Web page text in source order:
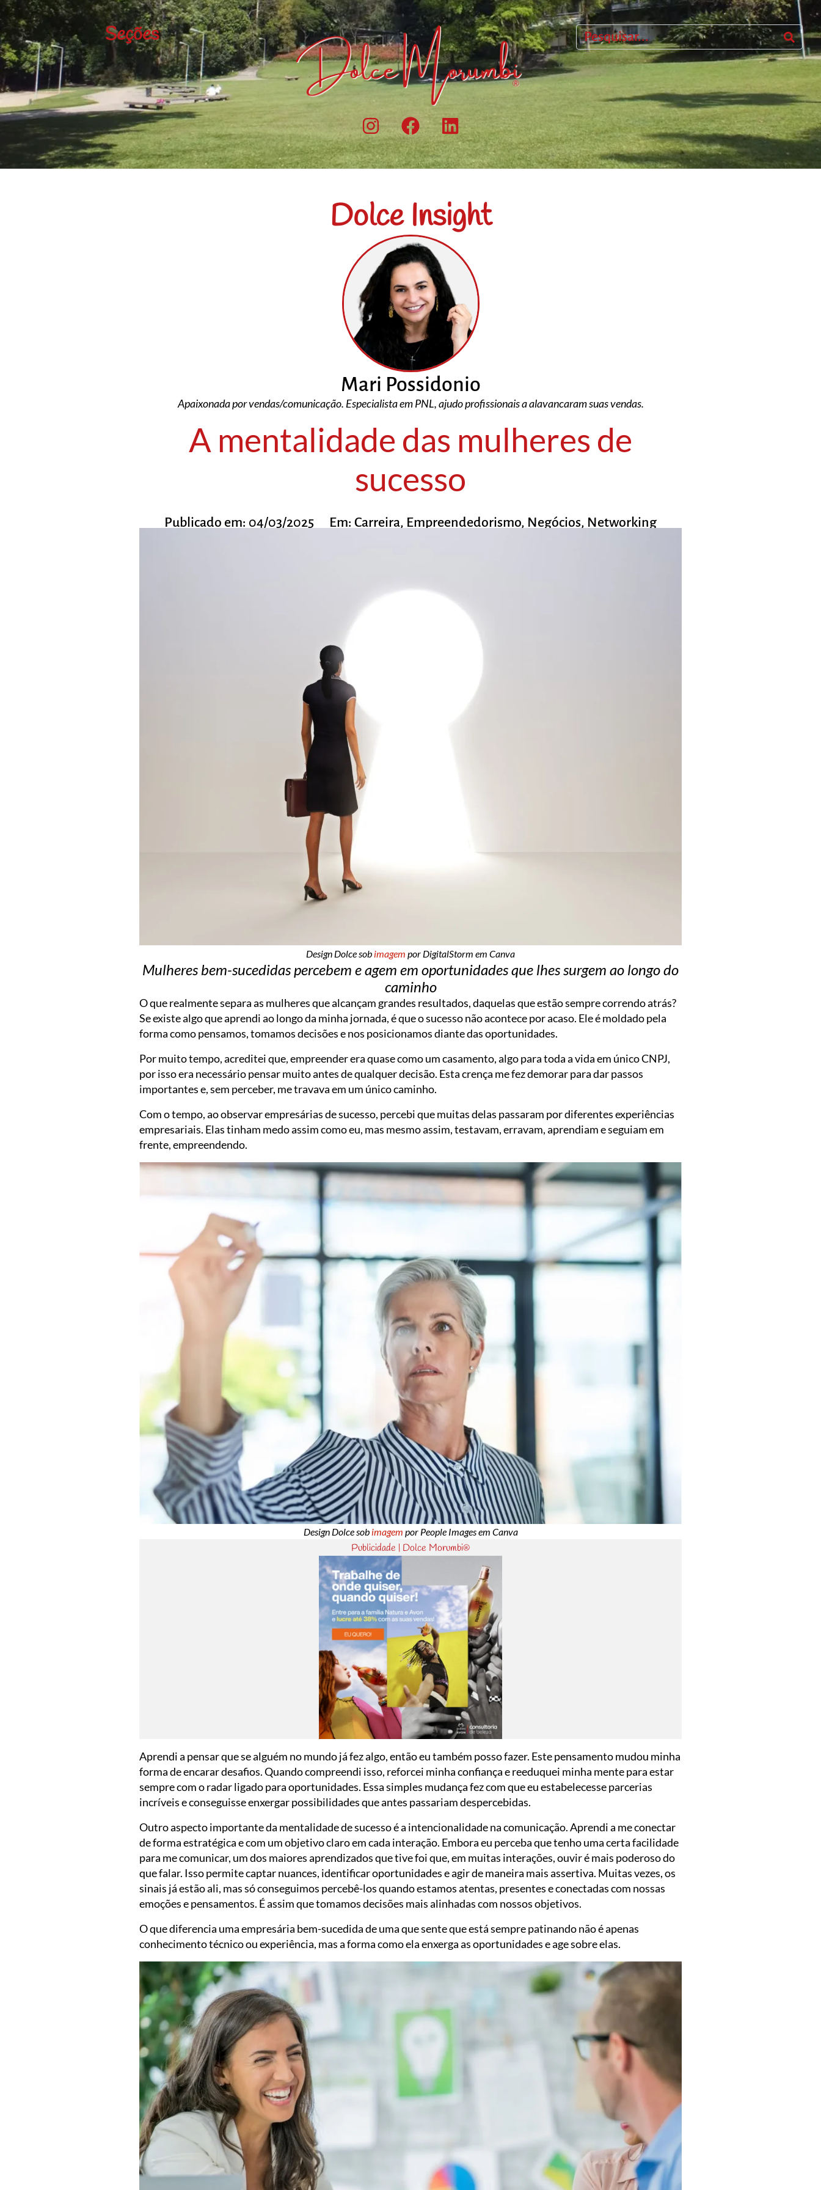
Seções
Dolce Insight
Mari Possidonio
Apaixonada por vendas/comunicação. Especialista em PNL, ajudo profissionais a alavancaram suas vendas.
A mentalidade das mulheres de
sucesso
Publicado em: 04/03/2025 Em: Carreira, Empreendedorismo, Negócios, Networking
Design Dolce sob imagem por DigitalStorm em Canva
Mulheres bem-sucedidas percebem e agem em oportunidades que lhes surgem ao longo do
caminho
O que realmente separa as mulheres que alcançam grandes resultados, daquelas que estão sempre correndo atrás?
Se existe algo que aprendi ao longo da minha jornada, é que o sucesso não acontece por acaso. Ele é moldado pela
forma como pensamos, tomamos decisões e nos posicionamos diante das oportunidades.
Por muito tempo, acreditei que, empreender era quase como um casamento, algo para toda a vida em único CNPJ,
por isso era necessário pensar muito antes de qualquer decisão. Esta crença me fez demorar para dar passos
importantes e, sem perceber, me travava em um único caminho.
Com o tempo, ao observar empresárias de sucesso, percebi que muitas delas passaram por diferentes experiências
empresariais. Elas tinham medo assim como eu, mas mesmo assim, testavam, erravam, aprendiam e seguiam em
frente, empreendendo.
Design Dolce sob imagem por People Images em Canva
Publicidade | Dolce Morumbi®
Aprendi a pensar que se alguém no mundo já fez algo, então eu também posso fazer. Este pensamento mudou minha
forma de encarar desafios. Quando compreendi isso, reforcei minha confiança e reeduquei minha mente para estar
sempre com o radar ligado para oportunidades. Essa simples mudança fez com que eu estabelecesse parcerias
incríveis e conseguisse enxergar possibilidades que antes passariam despercebidas.
Outro aspecto importante da mentalidade de sucesso é a intencionalidade na comunicação. Aprendi a me conectar
de forma estratégica e com um objetivo claro em cada interação. Embora eu perceba que tenho uma certa facilidade
para me comunicar, um dos maiores aprendizados que tive foi que, em muitas interações, ouvir é mais poderoso do
que falar. Isso permite captar nuances, identificar oportunidades e agir de maneira mais assertiva. Muitas vezes, os
sinais já estão ali, mas só conseguimos percebê-los quando estamos atentas, presentes e conectadas com nossas
emoções e pensamentos. É assim que tomamos decisões mais alinhadas com nossos objetivos.
O que diferencia uma empresária bem-sucedida de uma que sente que está sempre patinando não é apenas
conhecimento técnico ou experiência, mas a forma como ela enxerga as oportunidades e age sobre elas.